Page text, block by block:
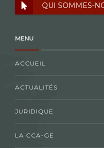
QUI SOMMES-
MENU
ACCUEIL
ACTUALITÉS
JURIDIQUE
LA CCA-GE